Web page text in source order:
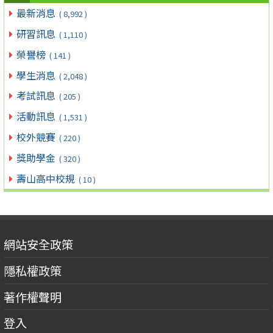
最新消息 ( 8,992 )
研習訊息 ( 1,110 )
榮譽榜 ( 141 )
學生消息 ( 2,048 )
考試訊息 ( 205 )
活動訊息 ( 1,531 )
校外競賽 ( 220 )
獎助學金 ( 320 )
壽山高中校規 ( 10 )
網站安全政策
隱私權政策
著作權聲明
登入